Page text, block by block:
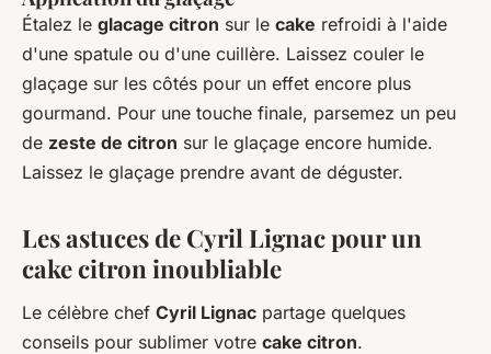
Étalez le glacage citron sur le cake refroidi à l'aide
d'une spatule ou d'une cuillère. Laissez couler le
glaçage sur les côtés pour un effet encore plus
gourmand. Pour une touche finale, parsemez un peu
de zeste de citron sur le glaçage encore humide.
Laissez le glaçage prendre avant de déguster.
Les astuces de Cyril Lignac pour un
cake citron inoubliable
Le célèbre chef Cyril Lignac partage quelques
conseils pour sublimer votre cake citron.